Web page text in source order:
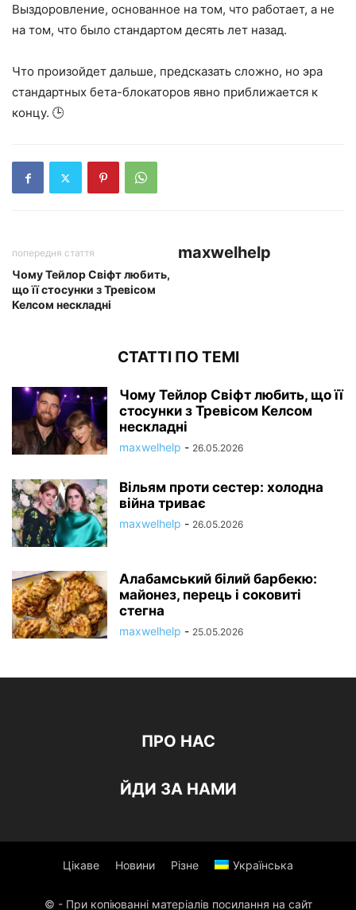
Выздоровление, основанное на том, что работает, а не
на том, что было стандартом десять лет назад.
Что произойдет дальше, предсказать сложно, но эра
стандартных бета-блокаторов явно приближается к
концу. 🕒
попередня стаття
Чому Тейлор Свіфт любить,
що її стосунки з Тревісом
Келсом нескладні
maxwelhelp
СТАТТІ ПО ТЕМІ
Чому Тейлор Свіфт любить, що її
стосунки з Тревісом Келсом
нескладні
maxwelhelp - 26.05.2026
Вільям проти сестер: холодна
війна триває
maxwelhelp - 26.05.2026
Алабамський білий барбекю:
майонез, перець і соковиті
стегна
maxwelhelp - 25.05.2026
ПРО НАС
ЙДИ ЗА НАМИ
Цікаве Новини Різне Українська
© - При копіюванні матеріалів посилання на сайт